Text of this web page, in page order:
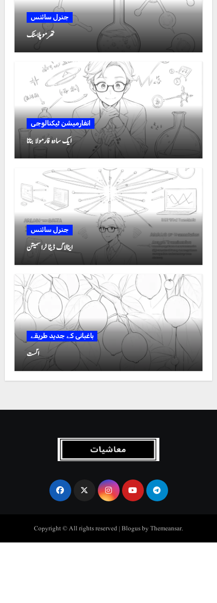
جنرل سائنس
تھرموپلاسٹک
انفارمیشن ٹیکنالوجی
ایک سادہ فارمولا بنانا
جنرل سائنس
اینالاگ ڈیٹا ٹرانسمیشن
باغبانی کے جدید طریقے
اگست
Copyright © All rights reserved |BlogusbyThemeansar.